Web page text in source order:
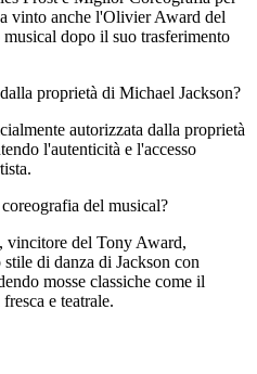
vinto anche l'Olivier Award del
dopo il suo trasferimento
proprietà di Michael Jackson?
autorizzata dalla proprietà
l'autenticità e l'accesso
del musical?
vincitore del Tony Award,
di danza di Jackson con
mosse classiche come il
e teatrale.